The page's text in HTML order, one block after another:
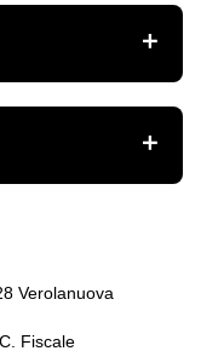
Verolanuova
Fiscale